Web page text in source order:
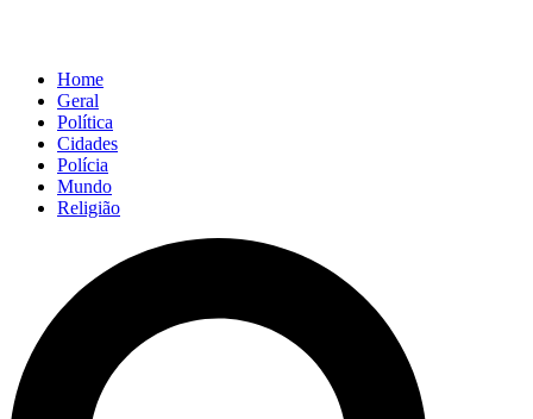
Home
Geral
Política
Cidades
Polícia
Mundo
Religião